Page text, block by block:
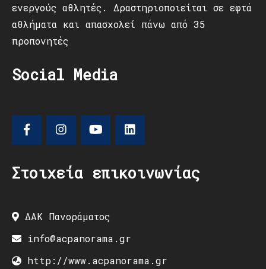
ενεργούς αθλητές. Δραστηριοποιείται σε εφτά
αθλήματα και απασχολεί πάνω από 35
προπονητές
Social Media
Στοιχεία επικοινωνίας
ΔΑΚ Πανοράματος
info@acpanorama.gr
http://www.acpanorama.gr